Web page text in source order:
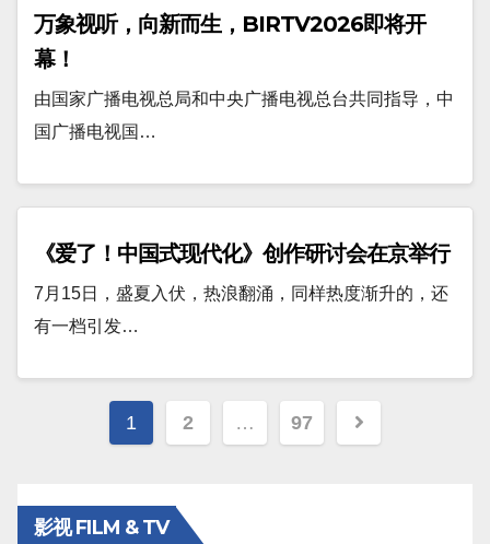
万象视听，向新而生，BIRTV2026即将开
幕！
由国家广播电视总局和中央广播电视总台共同指导，中
国广播电视国…
《爱了！中国式现代化》创作研讨会在京举行
7月15日，盛夏入伏，热浪翻涌，同样热度渐升的，还
有一档引发…
文
分
1 2 … 97
影视 FILM & TV